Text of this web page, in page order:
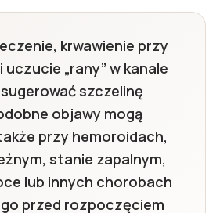
krwawienie przy
„rany” w kanale
szczelinę
objawy mogą
przy hemoroidach,
stanie zapalnym,
lub innych chorobach
przed rozpoczęciem